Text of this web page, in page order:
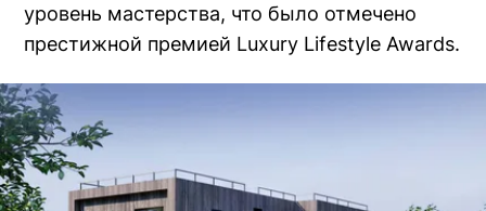
уровень мастерства, что было отмечено
престижной премией Luxury Lifestyle Awards.